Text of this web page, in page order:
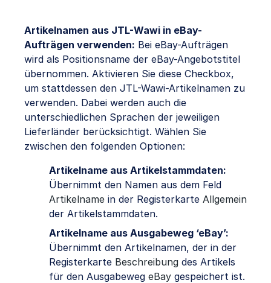
Artikelnamen aus JTL-Wawi in eBay-
Aufträgen verwenden: Bei eBay-Aufträgen
wird als Positionsname der eBay-Angebotstitel
übernommen. Aktivieren Sie diese Checkbox,
um stattdessen den JTL-Wawi-Artikelnamen zu
verwenden. Dabei werden auch die
unterschiedlichen Sprachen der jeweiligen
Lieferländer berücksichtigt. Wählen Sie
zwischen den folgenden Optionen:
Artikelname aus Artikelstammdaten:
Übernimmt den Namen aus dem Feld
Artikelname in der Registerkarte Allgemein
der Artikelstammdaten.
Artikelname aus Ausgabeweg ‘eBay’:
Übernimmt den Artikelnamen, der in der
Registerkarte Beschreibung des Artikels
für den Ausgabeweg eBay gespeichert ist.